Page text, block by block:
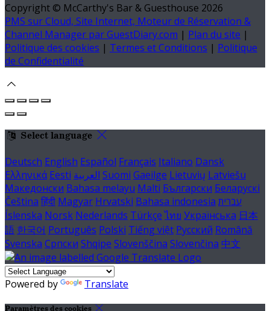
Copyright © McCarthy's Bar & Guesthouse 2026
PMS sur Cloud, Site Internet, Moteur de Réservation &
Channel Manager par GuestDiary.com | Plan du site |
Politique des cookies | Termes et Conditions | Politique
de Confidentialité
Select language
Deutsch English Español Français Italiano Dansk
Ελληνικά Eesti العربية Suomi Gaeilge Lietuvių Latviešu
Македонски Bahasa melayu Malti Български Беларускі
Čeština हिंदी Magyar Hrvatski Bahasa indonesia עברית
Íslenska Norsk Nederlands Türkçe ไทย Українська 日本
語 한국어 Português Polski Tiếng việt Русский Română
Svenska Српски Shqipe Slovenščina Slovenčina 中文
Powered by Translate